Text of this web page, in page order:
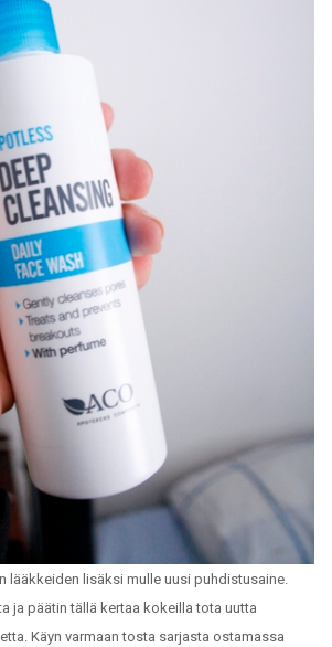
lääkkeiden lisäksi mulle uusi puhdistusaine.
ja päätin tällä kertaa kokeilla tota uutta
Käyn varmaan tosta sarjasta ostamassa